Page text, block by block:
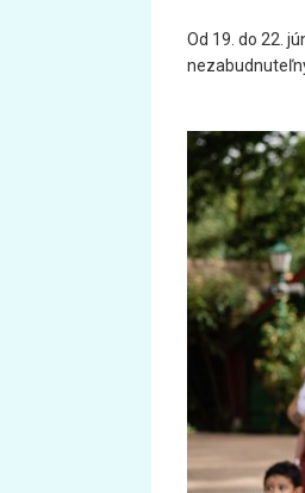
Od 19. do 22.